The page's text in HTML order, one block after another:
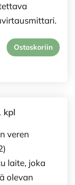
Ostoskoriin
kpl
veren
laite, joka
olevan